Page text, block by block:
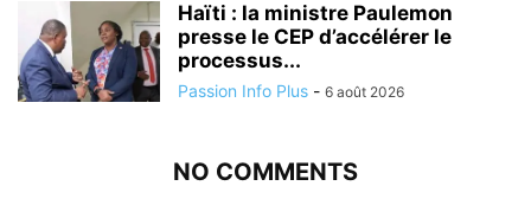
Haïti : la ministre Paulemon
presse le CEP d’accélérer le
processus...
Passion Info Plus - 6 août 2026
NO COMMENTS